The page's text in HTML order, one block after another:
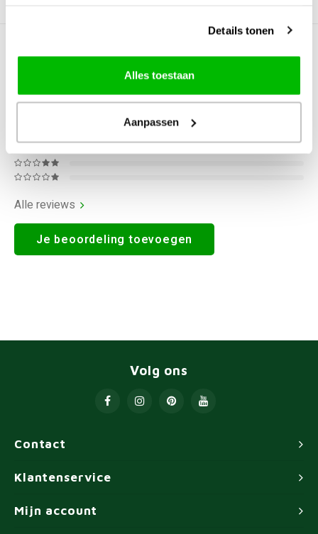
Details tonen
Alles toestaan
Aanpassen
0Reviews
Alle reviews
Je beoordeling toevoegen
Contact
Volg ons
Klantenservice
Mijn account